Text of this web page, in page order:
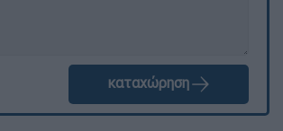
καταχώρηση